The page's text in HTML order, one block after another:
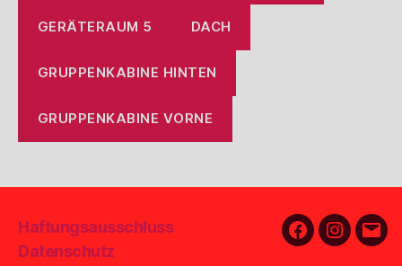
GERÄTERAUM 5 DACH
GRUPPENKABINE HINTEN
GRUPPENKABINE VORNE
Haftungsausschluss
Datenschutz
FacebookE-